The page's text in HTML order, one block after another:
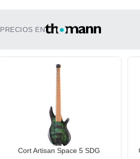
PRECIOS EN
Cort Artisan Space 5 SDG